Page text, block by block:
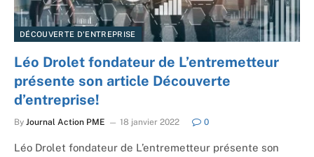
DÉCOUVERTE D'ENTREPRISE
Léo Drolet fondateur de L’entremetteur
présente son article Découverte
d’entreprise!
By Journal Action PME 18 janvier 2022 0
Léo Drolet fondateur de L’entremetteur présente son